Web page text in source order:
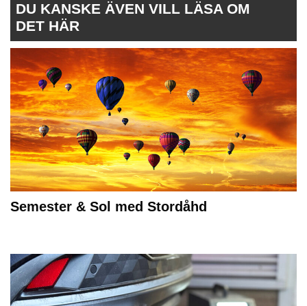
DU KANSKE ÄVEN VILL LÄSA OM
DET HÄR
Semester & Sol med Stordåhd